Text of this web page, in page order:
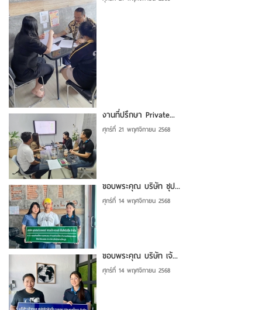
งานที่ปรึกษา Private...
ศุกร์ที่ 21 พฤศจิกายน 2568
ขอบพระคุณ บริษัท ซุป...
ศุกร์ที่ 14 พฤศจิกายน 2568
ขอบพระคุณ บริษัท เจ้...
ศุกร์ที่ 14 พฤศจิกายน 2568